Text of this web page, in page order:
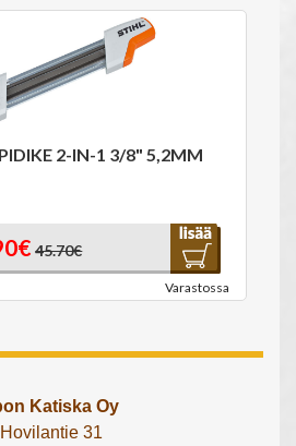
2-IN-1 3/8" 5,2MM
45.70€
Varastossa
Katiska Oy
Hovilantie 31